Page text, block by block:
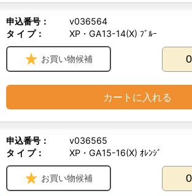
申込番号：
v036564
タ イ プ：
XP・GA13-14(X) ﾌﾞﾙｰ
お買い物候補
カートに入れる
申込番号：
v036565
タ イ プ：
XP・GA15-16(X) ｵﾚﾝｼﾞ
お買い物候補